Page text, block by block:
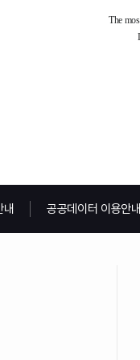
공공데이터 이용안내